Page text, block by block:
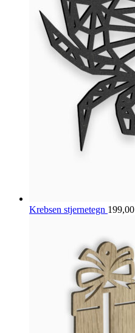
Krebsen stjernetegn 199,00